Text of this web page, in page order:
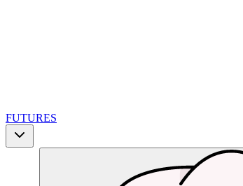
FUTURES